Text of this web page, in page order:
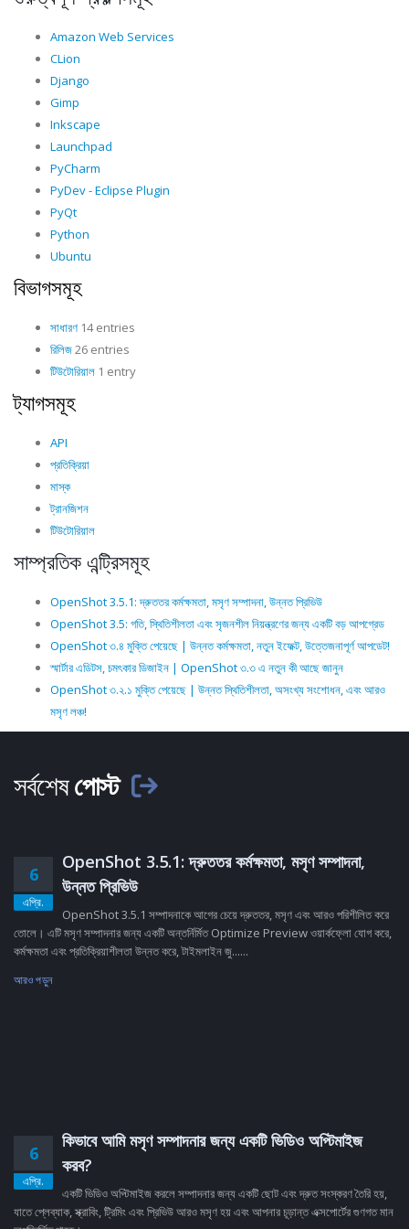
Amazon Web Services
CLion
Django
Gimp
Inkscape
Launchpad
PyCharm
PyDev - Eclipse Plugin
PyQt
Python
Ubuntu
বিভাগসমূহ
সাধারণ 14 entries
রিলিজ26 entries
টিউটোরিয়াল 1 entry
ট্যাগসমূহ
API
প্রতিক্রিয়া
মাস্ক
ট্রানজিশন
টিউটোরিয়াল
সাম্প্রতিক এন্ট্রিসমূহ
OpenShot 3.5.1: দ্রুততর কর্মক্ষমতা, মসৃণ সম্পাদনা, উন্নত প্রিভিউ
OpenShot 3.5: গতি, স্থিতিশীলতা এবং সৃজনশীল নিয়ন্ত্রণের জন্য একটি বড় আপগ্রেড
OpenShot ৩.৪ মুক্তি পেয়েছে | উন্নত কর্মক্ষমতা, নতুন ইফেক্ট, উত্তেজনাপূর্ণ আপডেট!
স্মার্টার এডিটস, চমৎকার ডিজাইন | OpenShot ৩.৩ এ নতুন কী আছে জানুন
OpenShot ৩.২.১ মুক্তি পেয়েছে | উন্নত স্থিতিশীলতা, অসংখ্য সংশোধন, এবং আরও
মসৃণ লঞ্চ!
সর্বশেষপোস্ট
6
এপ্রি.
OpenShot 3.5.1: দ্রুততর কর্মক্ষমতা, মসৃণ সম্পাদনা,
উন্নত প্রিভিউ
OpenShot 3.5.1 সম্পাদনাকে আগের চেয়ে দ্রুততর, মসৃণ এবং আরও পরিশীলিত করে
তোলে। এটি মসৃণ সম্পাদনার জন্য একটি অন্তর্নির্মিত Optimize Preview ওয়ার্কফ্লো যোগ করে,
কর্মক্ষমতা এবং প্রতিক্রিয়াশীলতা উন্নত করে, টাইমলাইন জু......
আরও পড়ুন
6
এপ্রি.
কিভাবে আমি মসৃণ সম্পাদনার জন্য একটি ভিডিও অপ্টিমাইজ
করব?
একটি ভিডিও অপ্টিমাইজ করলে সম্পাদনার জন্য একটি ছোট এবং দ্রুত সংস্করণ তৈরি হয়,
যাতে প্লেব্যাক, স্ক্রাবিং, ট্রিমিং এবং প্রিভিউ আরও মসৃণ হয় এবং আপনার চূড়ান্ত এক্সপোর্টের গুণগত মান